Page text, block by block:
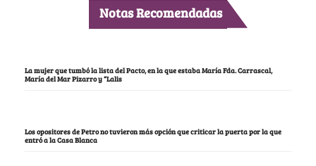
Notas Recomendadas
La mujer que tumbó la lista del Pacto, en la que estaba María Fda. Carrascal,
María del Mar Pizarro y “Lalis
Los opositores de Petro no tuvieron más opción que criticar la puerta por la que
entró a la Casa Blanca